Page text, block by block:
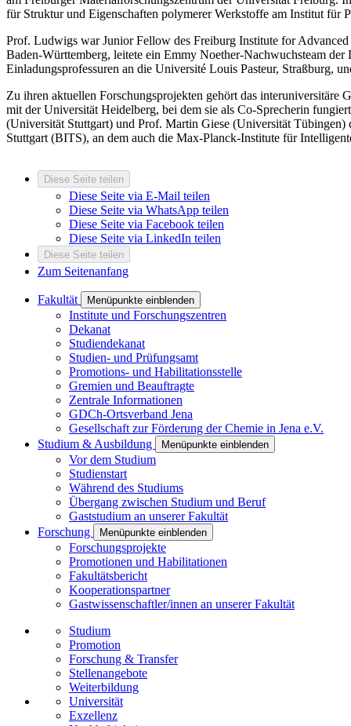
für Struktur und Eigenschaften polymerer Werkstoffe am Institut für
Prof. Ludwigs war Junior Fellow des Freiburg Institute for
Baden-Württemberg, leitete ein Emmy Noether-Nachwuchsteam
Einladungsprofessuren an die Université Louis Pasteur, Straßburg,
Zu ihren aktuellen Forschungsprojekten gehört das
mit der Universität Heidelberg, bei dem sie als Co-Sprecherin
(Universität Stuttgart) und Prof. Martin Giese (Universität
Stuttgart (BITS), an dem auch die Max-Planck-Institute für
Diese Seite teilen
Diese Seite via E-Mail teilen
Diese Seite via WhatsApp teilen
Diese Seite via Facebook teilen
Diese Seite via LinkedIn teilen
Diese Seite teilen
Zum Seitenanfang
Fakultät Menüpunkte einblenden
Institute und Forschungszentren
Dekanat
Studiendekanat
Studien- und Prüfungsamt
Promotions- und Habilitationsstelle
Gremien und Beauftragte
Zentrale Informationen
GDCh-Ortsverband Jena
Gesellschaft zur Förderung der Chemie in Jena e.V.
Studium & Ausbildung
Menüpunkte einblenden
Vor dem Studium
Studienstart
Während des Studiums
Übergang zwischen Studium und Beruf
Gaststudium an unserer Fakultät
Forschung
Menüpunkte einblenden
Forschungsprojekte
Promotionen und Habilitationen
Fakultätsbericht
Kooperationspartner
Gastwissenschaftler/innen an unserer Fakultät
Studium
Promotion
Forschung & Transfer
Stellenangebote
Weiterbildung
Universität
Exzellenz